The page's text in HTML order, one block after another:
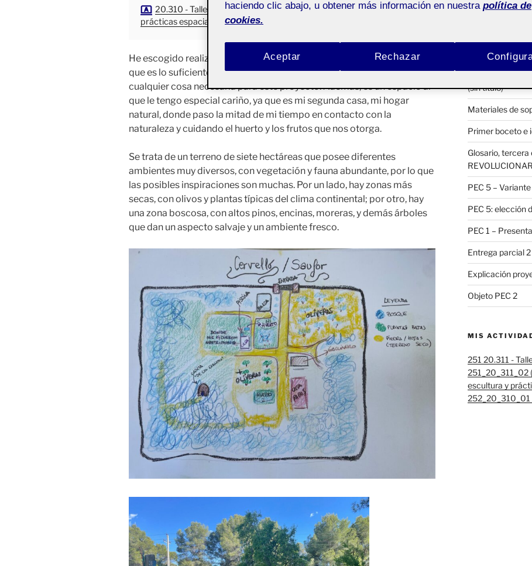
20.310 - Taller de escultura y
prácticas espaciales - Aula 1
Pública
He escogido realizar una cartografía de nuestro terreno en Cervelló, ya
que es lo suficientemente grande como para poder encontrar
cualquier cosa necesaria para este proyecto. Además, es un espacio al
que le tengo especial cariño, ya que es mi segunda casa, mi hogar
natural, donde paso la mitad de mi tiempo en contacto con la
naturaleza y cuidando el huerto y los frutos que nos otorga.
Se trata de un terreno de siete hectáreas que posee diferentes
ambientes muy diversos, con vegetación y fauna abundante, por lo que
las posibles inspiraciones son muchas. Por un lado, hay zonas más
secas, con olivos y plantas típicas del clima continental; por otro, hay
una zona boscosa, con altos pinos, encinas, moreras, y demás árboles
que dan un aspecto salvaje y un ambiente fresco.
RETO 3 – LA
Habitación
(sin título)
Materiales de
Primer boceto e
Glosario, tercera
PEC 5 –
PEC 5: elección
PEC 1 –
Entrega parcial 2
Explicación
Objeto PEC 2
MIS
251 20.311 -
251_20_311_02
escultura y
252_20_310_01
haciendo clic abajo, u obtener más información en nuestra política de
cookies.
Rechazar
Aceptar